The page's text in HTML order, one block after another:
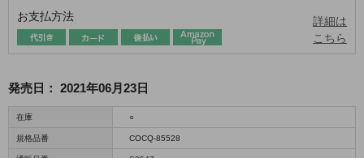
お支払方法
詳細は
こちら
発売日： 2021年06月23日
在庫 ○
規格品番 COCQ-85528